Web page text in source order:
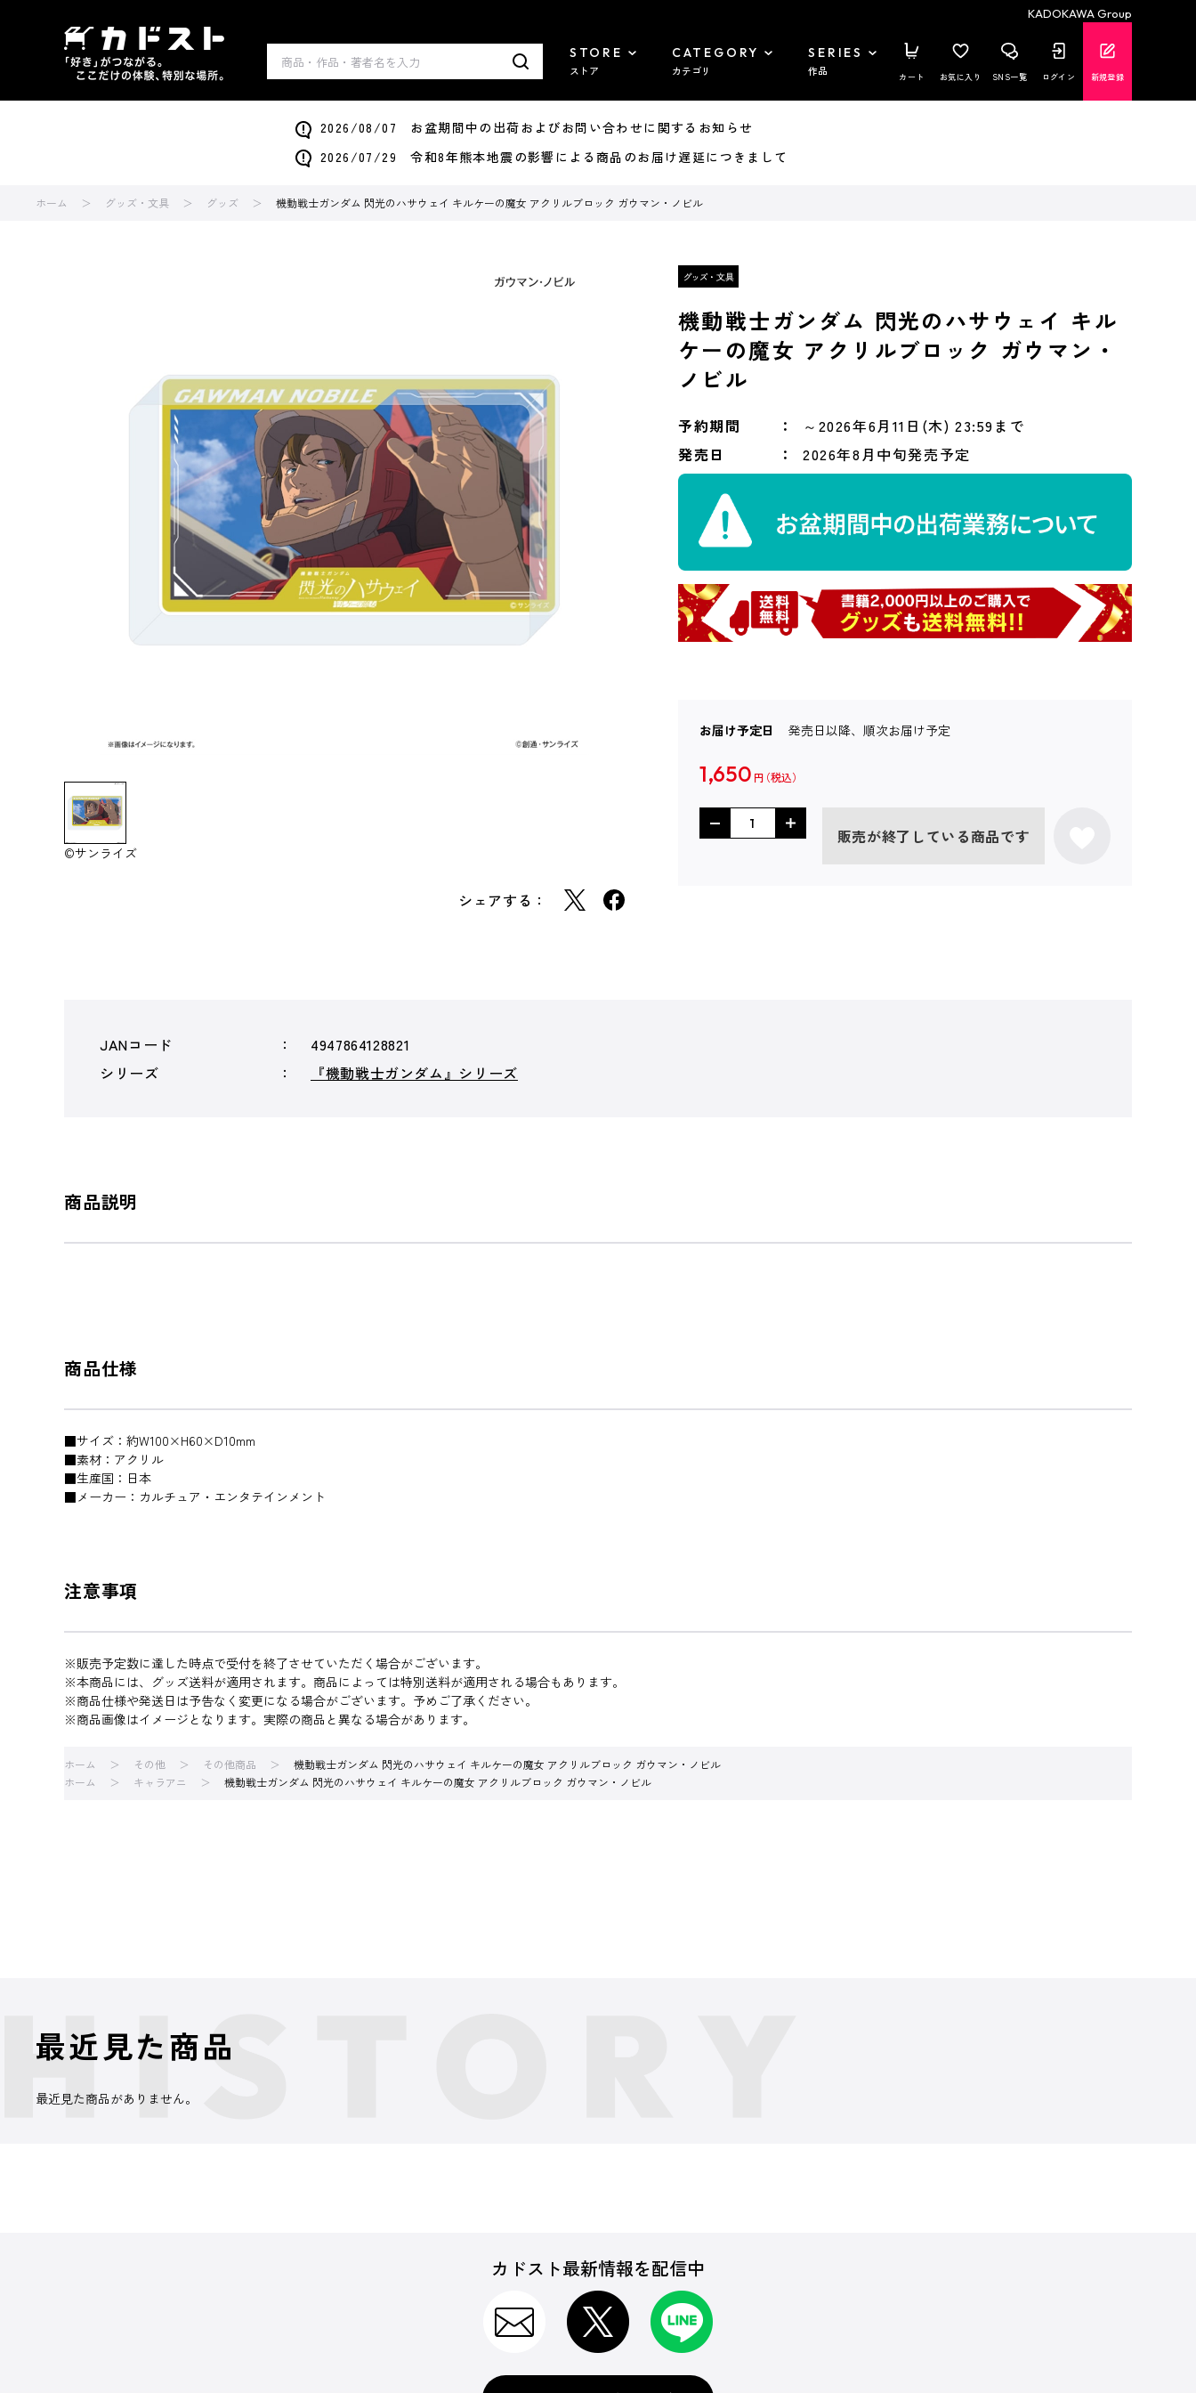
KADOKAWA Group
STORE
ストア
CATEGORY
カテゴリ
SERIES
作品 カート お気に入り SNS一覧 ログイン 新規登録
2026/08/07 お盆期間中の出荷およびお問い合わせに関するお知らせ
2026/07/29 令和8年熊本地震の影響による商品のお届け遅延につきまして
ホーム グッズ・文具 グッズ 機動戦士ガンダム 閃光のハサウェイ キルケーの魔女 アクリルブロック ガウマン・ノビル
©サンライズ
シェアする：
機動戦士ガンダム 閃光のハサウェイ キル
ケーの魔女 アクリルブロック ガウマン・
ノビル
予約期間
～2026年6月11日(木) 23:59まで
発売日
2026年8月中旬発売予定
お届け予定日 発売日以降、順次お届け予定
1,650 円
販売が終了している商品です
JANコード
4947864128821
シリーズ
『機動戦士ガンダム』シリーズ
商品説明
商品仕様
■サイズ：約W100×H60×D10mm
■素材：アクリル
■生産国：日本
■メーカー：カルチュア・エンタテインメント
注意事項
※販売予定数に達した時点で受付を終了させていただく場合がございます。
※本商品には、グッズ送料が適用されます。商品によっては特別送料が適用される場合もあります。
※商品仕様や発送日は予告なく変更になる場合がございます。予めご了承ください。
※商品画像はイメージとなります。実際の商品と異なる場合があります。
ホーム その他 その他商品
機動戦士ガンダム 閃光のハサウェイ キルケーの魔女 アクリルブロック ガウマン・ノビル
ホーム
キャラアニ 機動戦士ガンダム 閃光のハサウェイ キルケーの魔女 アクリルブロック ガウマン・ノビル
最近見た商品
最近見た商品がありません。
カドスト最新情報を配信中